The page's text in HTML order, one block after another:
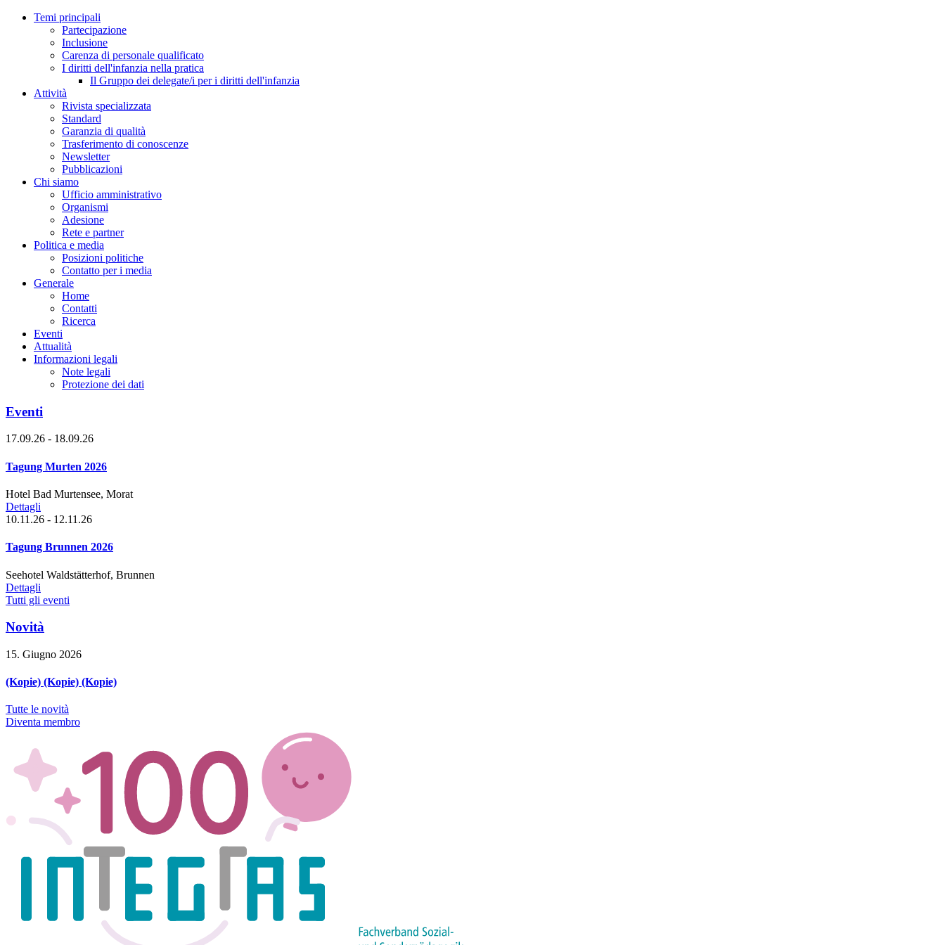
Temi principali
Partecipazione
Inclusione
Carenza di personale qualificato
I diritti dell'infanzia nella pratica
Il Gruppo dei delegate/i per i diritti dell'infanzia
Attività
Rivista specializzata
Standard
Garanzia di qualità
Trasferimento di conoscenze
Newsletter
Pubblicazioni
Chi siamo
Ufficio amministrativo
Organismi
Adesione
Rete e partner
Politica e media
Posizioni politiche
Contatto per i media
Generale
Home
Contatti
Ricerca
Eventi
Attualità
Informazioni legali
Note legali
Protezione dei dati
Eventi
17.09.26 - 18.09.26
Tagung Murten 2026
Hotel Bad Murtensee, Morat
Dettagli
10.11.26 - 12.11.26
Tagung Brunnen 2026
Seehotel Waldstätterhof, Brunnen
Dettagli
Tutti gli eventi
Novità
15. Giugno 2026
(Kopie) (Kopie) (Kopie)
Tutte le novità
Diventa membro